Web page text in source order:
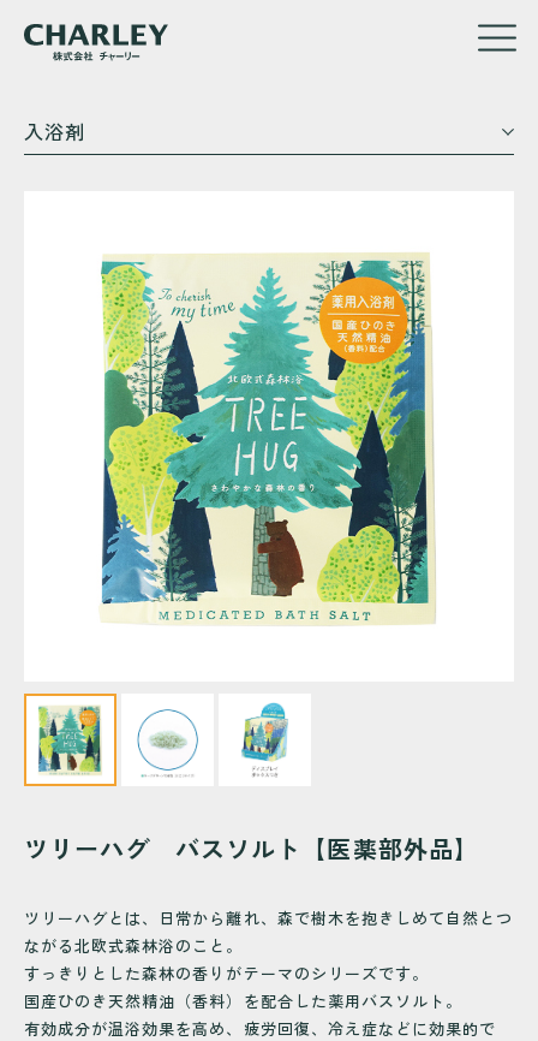
入浴剤
ツリーハグ バスソルト【医薬部外品】
ツリーハグとは、日常から離れ、森で樹木を抱きしめて自然とつ
ながる北欧式森林浴のこと。
すっきりとした森林の香りがテーマのシリーズです。
国産ひのき天然精油（香料）を配合した薬用バスソルト。
有効成分が温浴効果を高め、疲労回復、冷え症などに効果的で